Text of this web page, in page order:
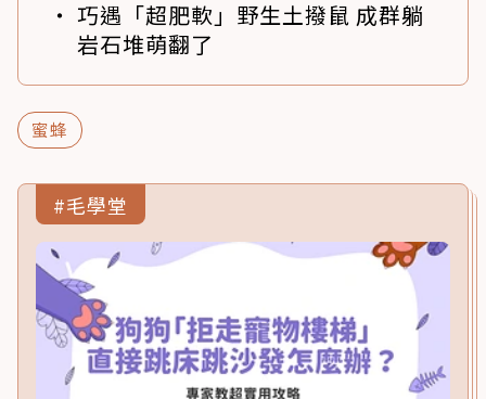
巧遇「超肥軟」野生土撥鼠 成群躺
岩石堆萌翻了
蜜蜂
#毛學堂